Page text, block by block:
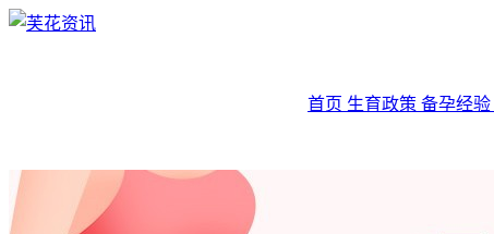
首页 生育政策 备孕经验